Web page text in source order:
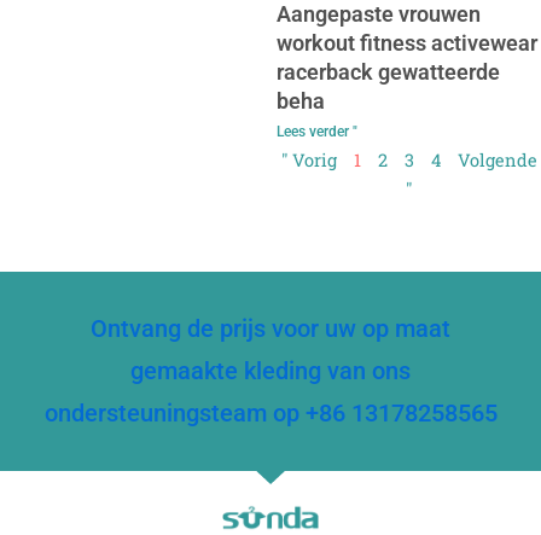
Aangepaste vrouwen
workout fitness activewear
racerback gewatteerde
beha
Lees verder "
" Vorig 1 2 3 4
Volgende
"
Ontvang de prijs voor uw op maat
gemaakte kleding van ons
ondersteuningsteam op +86 13178258565